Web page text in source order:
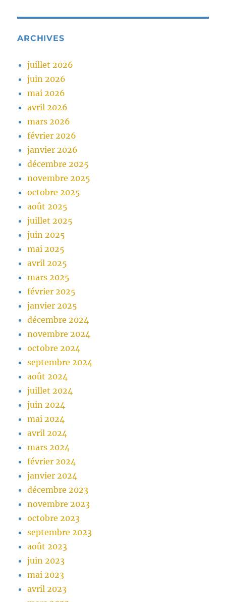
ARCHIVES
juillet 2026
juin 2026
mai 2026
avril 2026
mars 2026
février 2026
janvier 2026
décembre 2025
novembre 2025
octobre 2025
août 2025
juillet 2025
juin 2025
mai 2025
avril 2025
mars 2025
février 2025
janvier 2025
décembre 2024
novembre 2024
octobre 2024
septembre 2024
août 2024
juillet 2024
juin 2024
mai 2024
avril 2024
mars 2024
février 2024
janvier 2024
décembre 2023
novembre 2023
octobre 2023
septembre 2023
août 2023
juin 2023
mai 2023
avril 2023